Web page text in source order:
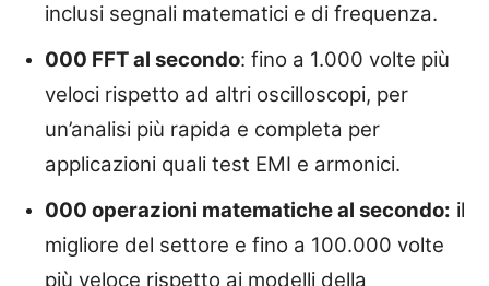
inclusi segnali matematici e di frequenza.
000 FFT al secondo: fino a 1.000 volte più
veloci rispetto ad altri oscilloscopi, per
un’analisi più rapida e completa per
applicazioni quali test EMI e armonici.
000 operazioni matematiche al secondo: il
migliore del settore e fino a 100.000 volte
più veloce rispetto ai modelli della